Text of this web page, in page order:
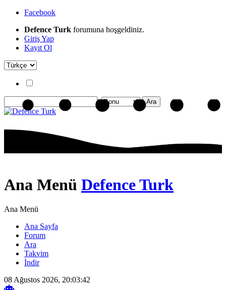
Facebook
Defence Turk forumuna hoşgeldiniz.
Giriş Yap
Kayıt Ol
Ana Menü Defence Turk
Ana Menü
Ana Sayfa
Forum
Ara
Takvim
İndir
08 Ağustos 2026, 20:03:42